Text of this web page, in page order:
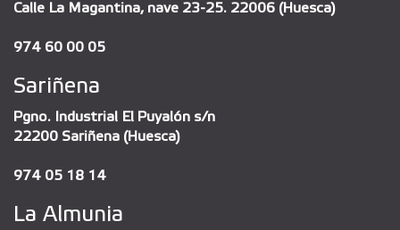
Calle La Magantina, nave 23-25. 22006 (Huesca)
974 60 00 05
Sariñena
Pgno. Industrial El Puyalón s/n
22200 Sariñena (Huesca)
974 05 18 14
La Almunia